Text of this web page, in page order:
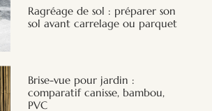
Ragréage de sol : préparer son
sol avant carrelage ou parquet
Brise-vue pour jardin :
comparatif canisse, bambou,
PVC